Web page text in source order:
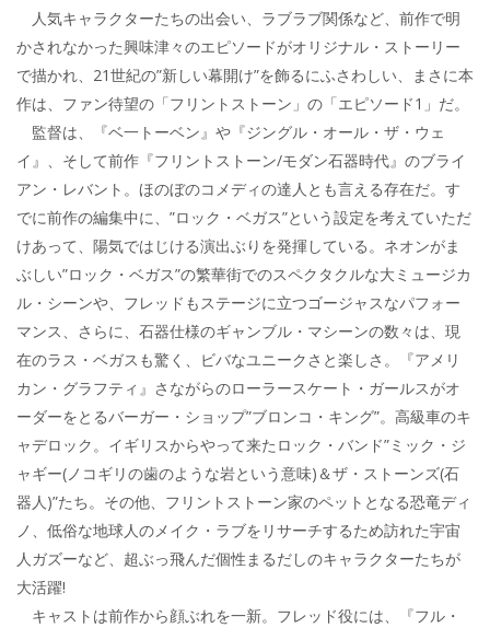
人気キャラクターたちの出会い、ラブラブ関係など、前作で明
かされなかった興味津々のエピソードがオリジナル・ストーリー
で描かれ、21世紀の”新しい幕開け”を飾るにふさわしい、まさに本
作は、ファン待望の「フリントストーン」の「エピソード1」だ。
監督は、『ベ一トーベン』や『ジングル・オール・ザ・ウェ
イ』、そして前作『フリントストーン/モダン石器時代』のブライ
アン・レバント。ほのぼのコメディの達人とも言える存在だ。す
でに前作の編集中に、”ロック・ベガス”という設定を考えていただ
けあって、陽気ではじける演出ぶりを発揮している。ネオンがま
ぶしい”ロック・ベガス”の繁華街でのスペクタクルな大ミュージカ
ル・シーンや、フレッドもステージに立つゴージャスなパフォー
マンス、さらに、石器仕様のギャンブル・マシーンの数々は、現
在のラス・ベガスも驚く、ビバなユニークさと楽しさ。『アメリ
カン・グラフティ』さながらのローラースケート・ガールスがオ
ーダーをとるバーガー・ショップ”ブロンコ・キング”。高級車のキ
ャデロック。イギリスからやって来たロック・バンド”ミック・ジ
ャギー(ノコギリの歯のような岩という意味)＆ザ・ストーンズ(石
器人)”たち。その他、フリントストーン家のペットとなる恐竜ディ
ノ、低俗な地球人のメイク・ラブをリサーチするため訪れた宇宙
人ガズーなど、超ぶっ飛んだ個性まるだしのキャラクターたちが
大活躍!
キャストは前作から顔ぶれを一新。フレッド役には、『フル・